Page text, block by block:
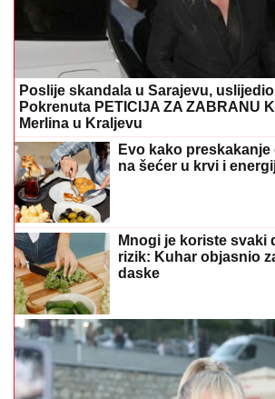
Poslije skandala u Sarajevu,
Pokrenuta PETICIJA ZA ZABRANU
Merlina u Kraljevu
Evo kako
na šećer u krvi i
Mnogi je koriste svaki
rizik: Kuhar objasnio
daske